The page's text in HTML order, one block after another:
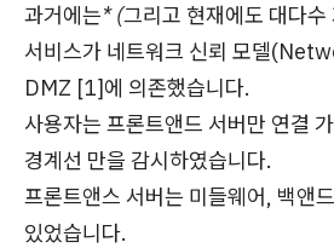
과거에는* (그리고 현재에도 대다수
서비스가 네트워크 신뢰 모델
DMZ [1]에 의존했습니다.
사용자는 프론트앤드 서버만 연결
경계선 만을 감시하였습니다.
프론트앤스 서버는 미들웨어, 백앤
있었습니다.